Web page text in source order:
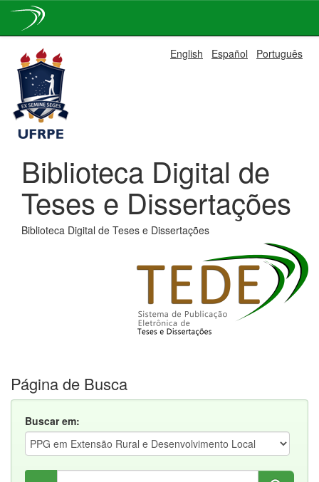
navigation
English Español Português
Biblioteca Digital de
Teses e Dissertações
Biblioteca Digital de Teses e Dissertações
Página de Busca
Buscar em: